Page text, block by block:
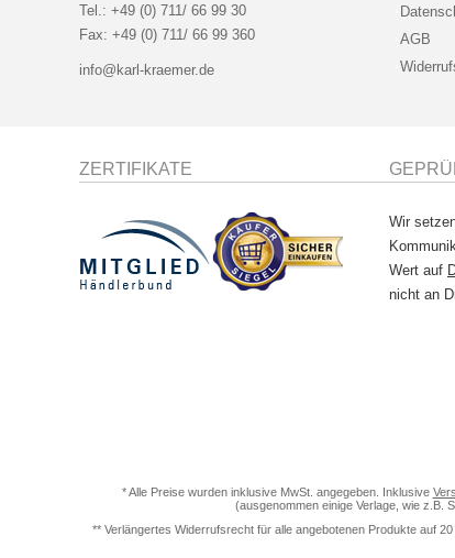
Tel.: +49 (0) 711/ 66 99 30
Fax: +49 (0) 711/ 66 99 360
info@karl-kraemer.de
AGB
ZERTIFIKATE
Wir
Wert auf
nicht an
* Alle Preise wurden inklusive MwSt. angegeben. Inklusive
(ausgenommen einige Verlage, wie z.B.
** Verlängertes Widerrufsrecht für alle angebotenen Produkte auf